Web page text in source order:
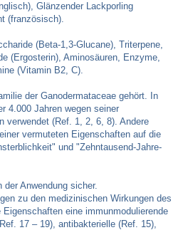
Glänzender Lackporling
(französisch).
(Beta-1,3-Glucane), Triterpene,
(Ergosterin), Aminosäuren, Enzyme,
(Vitamin B2, C).
der Ganodermataceae gehört. In
4.000 Jahren wegen seiner
verwendet (Ref. 1, 2, 6, 8). Andere
vermuteten Eigenschaften auf die
und "Zehntausend-Jahre-
Anwendung sicher.
zu den medizinischen Wirkungen des
eine immunmodulierende
17 – 19), antibakterielle (Ref. 15),